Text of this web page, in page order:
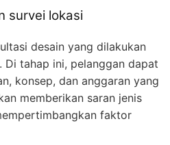
survei lokasi
desain yang dilakukan
tahap ini, pelanggan dapat
konsep, dan anggaran yang
memberikan saran jenis
faktor